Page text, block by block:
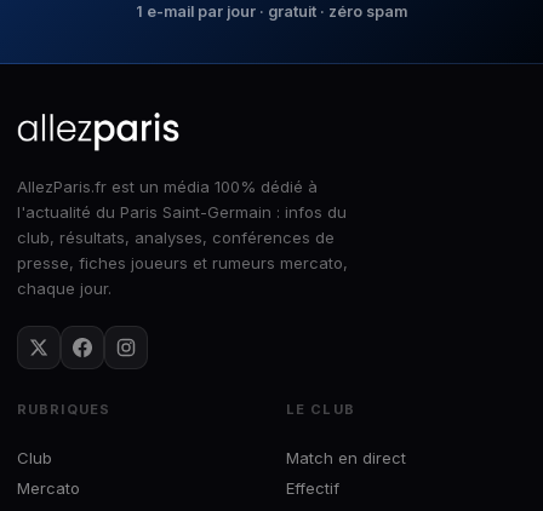
1 e-mail par jour · gratuit · zéro spam
AllezParis.fr est un média 100% dédié à
l'actualité du Paris Saint-Germain : infos du
club, résultats, analyses, conférences de
presse, fiches joueurs et rumeurs mercato,
chaque jour.
RUBRIQUES
Club
Mercato
LE CLUB
Match en direct
Effectif